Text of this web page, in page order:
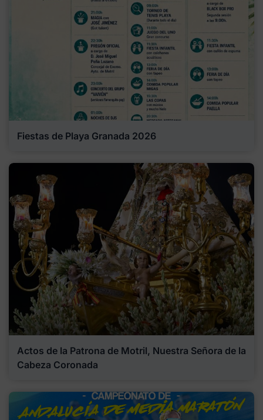
Fiestas de Playa Granada 2026
Actos de la Patrona de Motril, Nuestra Señora de la
Cabeza Coronada